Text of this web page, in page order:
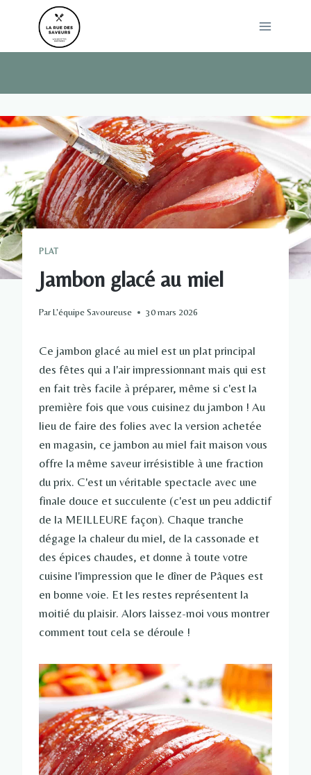
PLAT
Jambon glacé au miel
ParL'équipe Savoureuse 30 mars 2026
Ce jambon glacé au miel est un plat principal
des fêtes qui a l'air impressionnant mais qui est
en fait très facile à préparer, même si c'est la
première fois que vous cuisinez du jambon ! Au
lieu de faire des folies avec la version achetée
en magasin, ce jambon au miel fait maison vous
offre la même saveur irrésistible à une fraction
du prix. C'est un véritable spectacle avec une
finale douce et succulente (c'est un peu addictif
de la MEILLEURE façon). Chaque tranche
dégage la chaleur du miel, de la cassonade et
des épices chaudes, et donne à toute votre
cuisine l'impression que le dîner de Pâques est
en bonne voie. Et les restes représentent la
moitié du plaisir. Alors laissez-moi vous montrer
comment tout cela se déroule !